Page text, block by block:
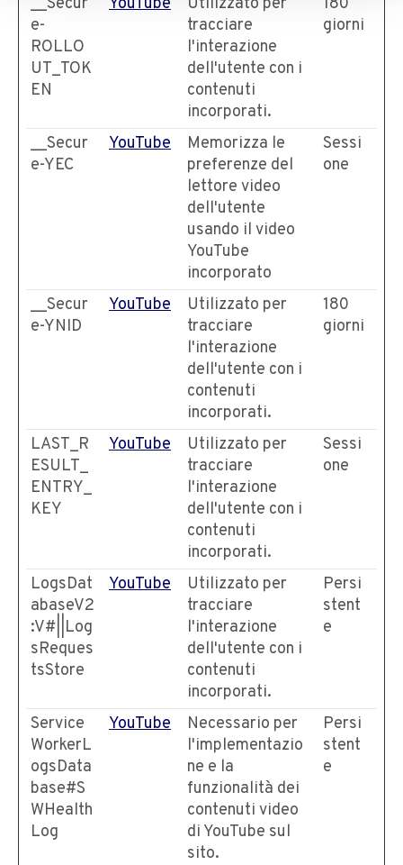
e-
ROLLO
UT_TOK
EN
tracciare
l'interazione
dell'utente con i
contenuti
incorporati.
giorni
__Secur
e-YEC
YouTube
Memorizza le
preferenze del
lettore video
dell'utente
usando il video
YouTube
incorporato
Sessi
one
__Secur
e-YNID
YouTube
Utilizzato per
tracciare
l'interazione
dell'utente con i
contenuti
incorporati.
180
giorni
LAST_R
ESULT_
ENTRY_
KEY
YouTube
Utilizzato per
tracciare
l'interazione
dell'utente con i
contenuti
incorporati.
Sessi
one
LogsDat
abaseV2
:V#||Log
sReques
tsStore
YouTube
Utilizzato per
tracciare
l'interazione
dell'utente con i
contenuti
incorporati.
Persi
stent
e
Service
WorkerL
ogsData
base#S
WHealth
Log
YouTube
Necessario per
l'implementazio
ne e la
funzionalità dei
contenuti video
di YouTube sul
sito.
Persi
stent
e